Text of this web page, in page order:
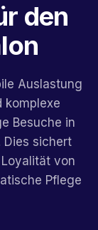
den
Auslastung
komplexe
Besuche in
Dies sichert
von
Pflege